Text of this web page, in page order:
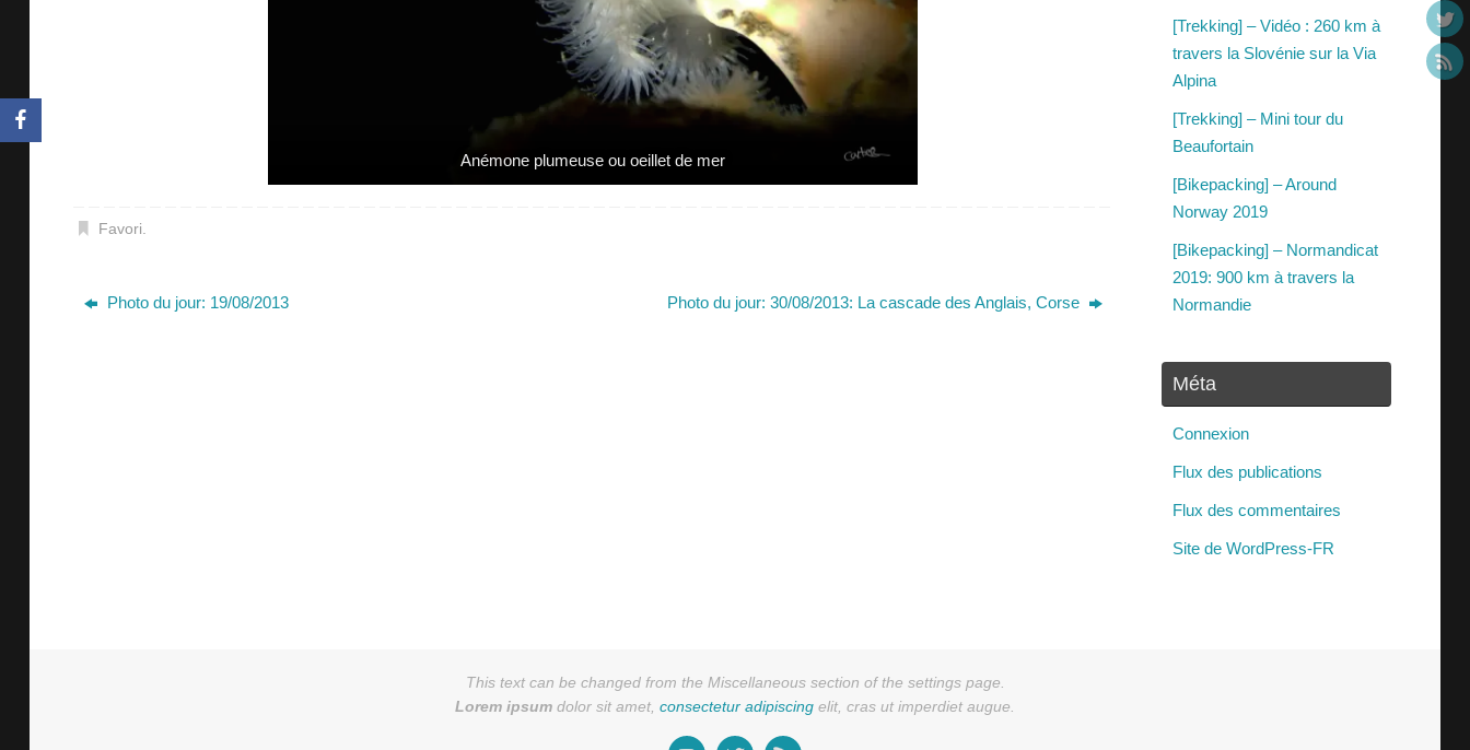
Anémone plumeuse ou oeillet de mer
Favori.
Photo du jour: 19/08/2013 Photo du jour: 30/08/2013: La cascade des Anglais, Corse
[Trekking] – Vidéo : 260 km à
travers la Slovénie sur la Via
Alpina
[Trekking] – Mini tour du
Beaufortain
[Bikepacking] – Around
Norway 2019
[Bikepacking] – Normandicat
2019: 900 km à travers la
Normandie
Méta
Connexion
Flux des publications
Flux des commentaires
Site de WordPress-FR
This text can be changed from the Miscellaneous section of the settings page.
Lorem ipsum dolor sit amet, consectetur adipiscing elit, cras ut imperdiet augue.